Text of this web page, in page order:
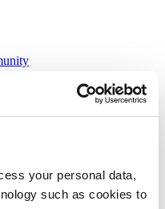
your personal data,
such as cookies to